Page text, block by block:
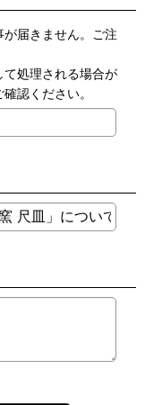
が届きません。ご注
て処理される場合が
認ください。